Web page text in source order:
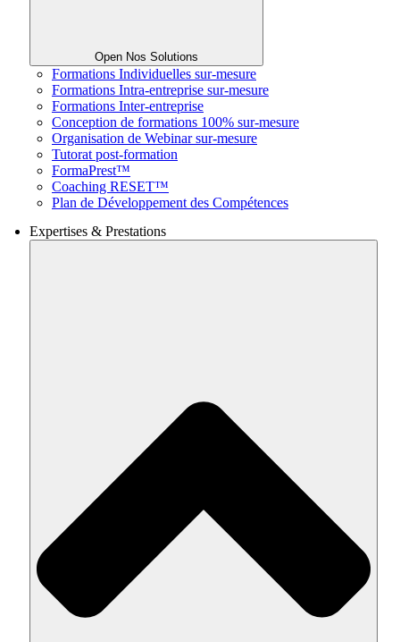
Open Nos Solutions
Formations Individuelles sur-mesure
Formations Intra-entreprise sur-mesure
Formations Inter-entreprise
Conception de formations 100% sur-mesure
Organisation de Webinar sur-mesure
Tutorat post-formation
FormaPrest™
Coaching RESET™
Plan de Développement des Compétences
Expertises & Prestations